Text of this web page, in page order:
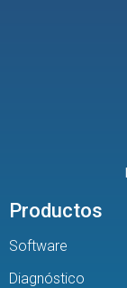
Productos
Software
Diagnóstico